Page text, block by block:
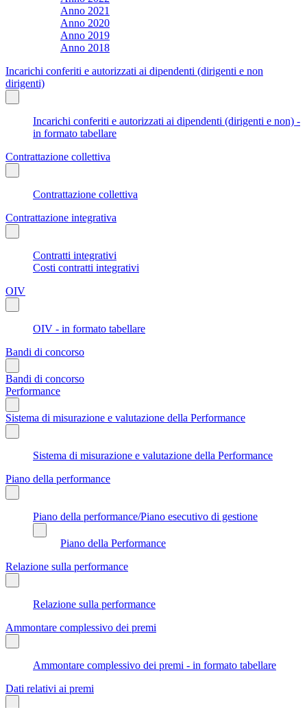
Anno 2021
Anno 2020
Anno 2019
Anno 2018
Incarichi conferiti e autorizzati ai dipendenti (dirigenti e non
dirigenti)
Incarichi conferiti e autorizzati ai dipendenti (dirigenti e non) -
in formato tabellare
Contrattazione collettiva
Contrattazione collettiva
Contrattazione integrativa
Contratti integrativi
Costi contratti integrativi
OIV
OIV - in formato tabellare
Bandi di concorso
Bandi di concorso
Performance
Sistema di misurazione e valutazione della Performance
Sistema di misurazione e valutazione della Performance
Piano della performance
Piano della performance/Piano esecutivo di gestione
Piano della Performance
Relazione sulla performance
Relazione sulla performance
Ammontare complessivo dei premi
Ammontare complessivo dei premi - in formato tabellare
Dati relativi ai premi